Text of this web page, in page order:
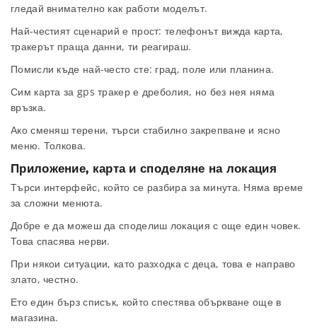
гледай внимателно как работи моделът.
Най-честият сценарий е прост: телефонът вижда карта,
тракерът праща данни, ти реагираш.
Помисли къде най-често сте: град, поле или планина.
Сим карта за gps тракер е дреболия, но без нея няма
връзка.
Ако сменяш терени, търси стабилно закрепване и ясно
меню. Толкова.
Приложение, карта и споделяне на локация
Търси интерфейс, който се разбира за минута. Няма време
за сложни менюта.
Добре е да можеш да споделиш локация с още един човек.
Това спасява нерви.
При някои ситуации, като разходка с деца, това е направо
злато, честно.
Ето един бърз списък, който спестява объркване още в
магазина.